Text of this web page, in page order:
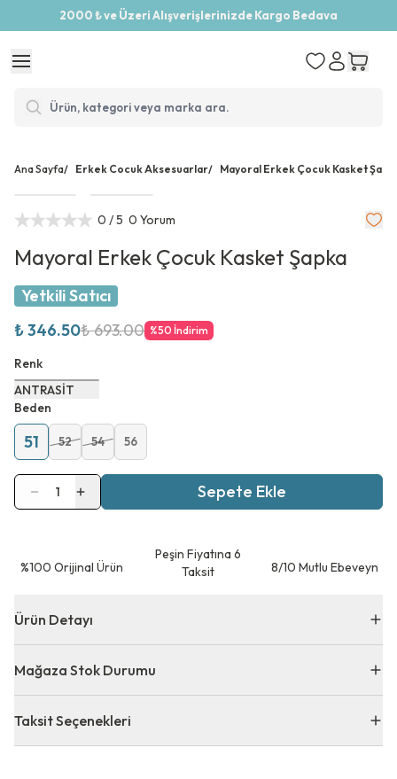
2000 ₺ ve Üzeri Alışverişlerinizde Kargo Bedava
Ana Sayfa/ Erkek Cocuk Aksesuarlar/ Mayoral Erkek Çocuk Kasket
0 / 5 0 Yorum
Mayoral Erkek Çocuk Kasket Şapka
Yetkili Satıcı
₺ 346.50₺ 693.00 %50 İndirim
Renk
ANTRASİT
Beden
51 52 54 56
1 Sepete Ekle
⁠%100 Orijinal Ürün
Peşin Fiyatına 6
Taksit
8/10 Mutlu Ebeveyn
Ürün Detayı
Mağaza Stok Durumu
Taksit Seçenekleri